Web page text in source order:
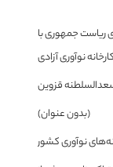
ریاست جمهوری با
نوآوری آزادی
قزوین
(بدون عنوان)
نوآوری کشور